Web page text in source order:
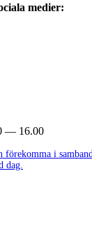
medier:
— 16.00
förekomma i
dag.